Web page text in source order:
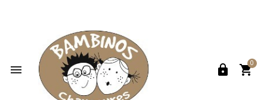
  
0